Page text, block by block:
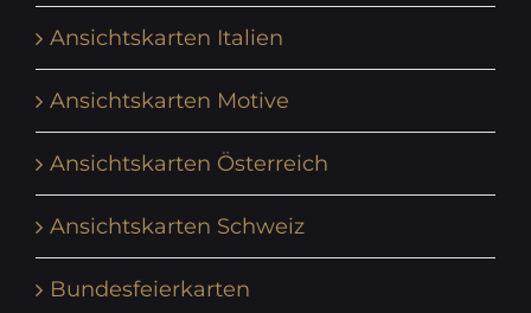
Ansichtskarten Italien
Ansichtskarten Motive
Ansichtskarten Österreich
Ansichtskarten Schweiz
Bundesfeierkarten